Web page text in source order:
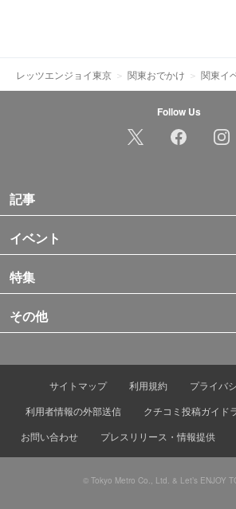
レッツエンジョイ東京 関東おでかけ 関東イ
Follow Us
記事
イベント
特集
その他
サイトマップ 利用規約
プライバ
利用者情報の外部送信
クチコミ投稿ガイド
お問い合わせ
プレスリリース・情報提供
© Tokyo Metro Co., Ltd. & Let’s ENJOY